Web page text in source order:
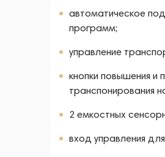
автоматическое
программ;
управление
кнопки повышения и
транспонирования
2 емкостных
вход управления